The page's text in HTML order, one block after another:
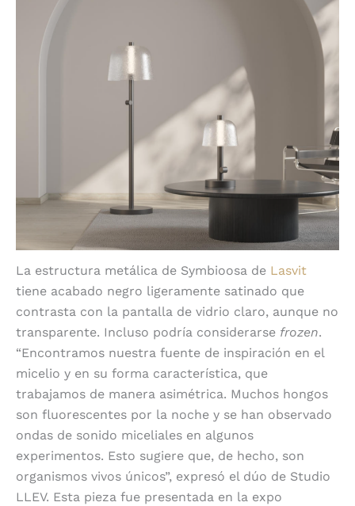
La estructura metálica de Symbioosa de Lasvit
tiene acabado negro ligeramente satinado que
contrasta con la pantalla de vidrio claro, aunque no
transparente. Incluso podría considerarse frozen.
“Encontramos nuestra fuente de inspiración en el
micelio y en su forma característica, que
trabajamos de manera asimétrica. Muchos hongos
son fluorescentes por la noche y se han observado
ondas de sonido miceliales en algunos
experimentos. Esto sugiere que, de hecho, son
organismos vivos únicos”, expresó el dúo de Studio
LLEV. Esta pieza fue presentada en la expo